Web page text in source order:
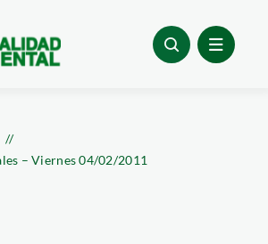
– Viernes 04/02/2011